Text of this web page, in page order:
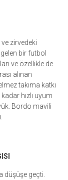
zirvedeki
bir futbol
ve özellikle de
alınan
takıma katkı
hızlı uyum
Bordo mavili
düşüşe geçti.